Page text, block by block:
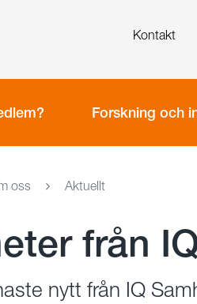
Kontakt
Forskning och
oss Aktuellt
från
nytt från IQ